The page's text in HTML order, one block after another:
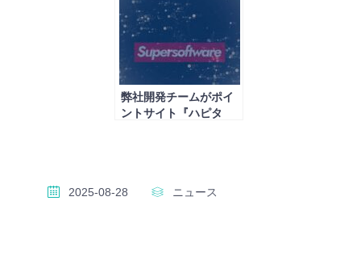
弊社開発チームがポイ
ントサイト『ハピタ
2025-08-28 ニュース